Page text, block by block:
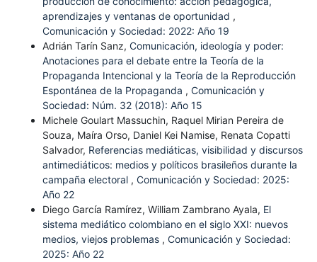
aprendizajes y ventanas de oportunidad ,
Comunicación y Sociedad: 2022: Año 19
Adrián Tarín Sanz, Comunicación, ideología y poder:
Anotaciones para el debate entre la Teoría de la
Propaganda Intencional y la Teoría de la Reproducción
Espontánea de la Propaganda , Comunicación y
Sociedad: Núm. 32 (2018): Año 15
Michele Goulart Massuchin, Raquel Mirian Pereira de
Souza, Maíra Orso, Daniel Kei Namise, Renata Copatti
Salvador, Referencias mediáticas, visibilidad y discursos
antimediáticos: medios y políticos brasileños durante la
campaña electoral , Comunicación y Sociedad: 2025:
Año 22
Diego García Ramírez, William Zambrano Ayala, El
sistema mediático colombiano en el siglo XXI: nuevos
medios, viejos problemas , Comunicación y Sociedad:
2025: Año 22